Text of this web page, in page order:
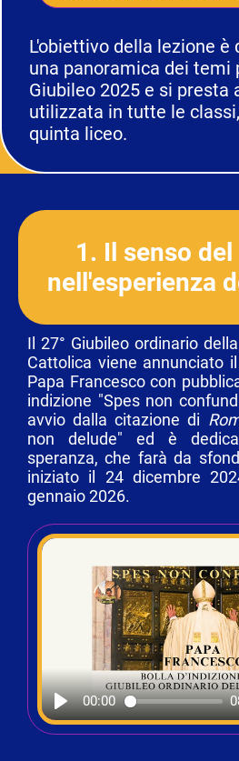
L'obiettivo della lezione è
una panoramica dei temi
Giubileo 2025 e si presta
utilizzata in tutte le
quinta liceo.
1. Il senso
nell'esperienza
Il 27° Giubileo ordinario
Cattolica viene annunciato
Papa Francesco con
indizione "Spes non
avvio dalla citazione di
non delude" ed è
speranza, che farà da
iniziato il 24 dicembre
gennaio 2026.
00:00